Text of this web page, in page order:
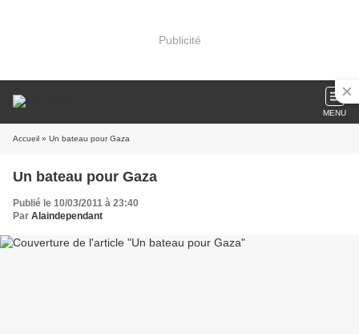
Publicité
MENU
Accueil » Un bateau pour Gaza
Un bateau pour Gaza
Publié le 10/03/2011 à 23:40
Par Alaindependant